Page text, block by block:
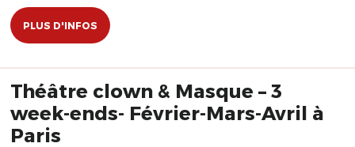
PLUS D'INFOS
Théâtre clown & Masque – 3
week-ends- Février-Mars-Avril à
Paris